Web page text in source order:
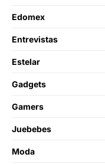
Edomex
Entrevistas
Estelar
Gadgets
Gamers
Juebebes
Moda